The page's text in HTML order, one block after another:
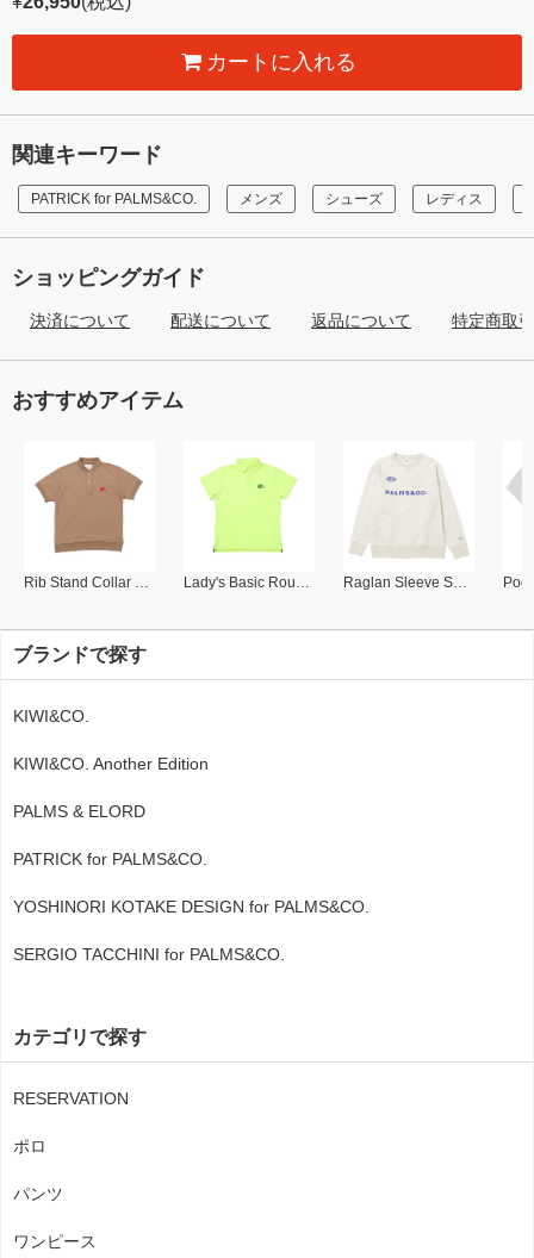
カートに入れる
関連キーワード
PATRICK for PALMS&CO. メンズ シューズ レディス
ショッピングガイド
決済について 配送について 返品について 特定商取
おすすめアイテム
Rib Stand Collar Polo Lady's Basic Round Collar Polo Raglan Sleeve Sweat Shirt
ブランドで探す
KIWI&CO.
KIWI&CO. Another Edition
PALMS & ELORD
PATRICK for PALMS&CO.
YOSHINORI KOTAKE DESIGN for PALMS&CO.
SERGIO TACCHINI for PALMS&CO.
カテゴリで探す
RESERVATION
ポロ
パンツ
ワンピース